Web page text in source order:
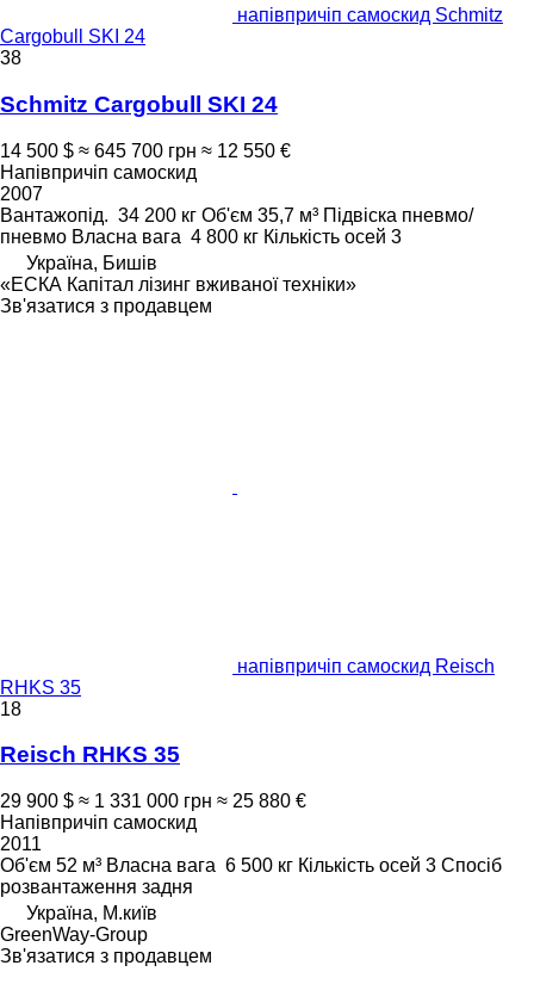
напівпричіп самоскид Schmitz
Cargobull SKI 24
38
Schmitz Cargobull SKI 24
14 500 $ ≈ 645 700 грн ≈ 12 550 €
Напівпричіп самоскид
2007
Вантажопід. 34 200 кг Об'єм 35,7 м³ Підвіска пневмо/
пневмо Власна вага 4 800 кг Кількість осей 3
Україна, Бишів
«ЕСКА Капітал лізинг вживаної техніки»
Зв'язатися з продавцем
напівпричіп самоскид Reisch
RHKS 35
18
Reisch RHKS 35
29 900 $ ≈ 1 331 000 грн ≈ 25 880 €
Напівпричіп самоскид
2011
Об'єм 52 м³ Власна вага 6 500 кг Кількість осей 3 Спосіб
розвантаження задня
Україна, М.київ
GreenWay-Group
Зв'язатися з продавцем